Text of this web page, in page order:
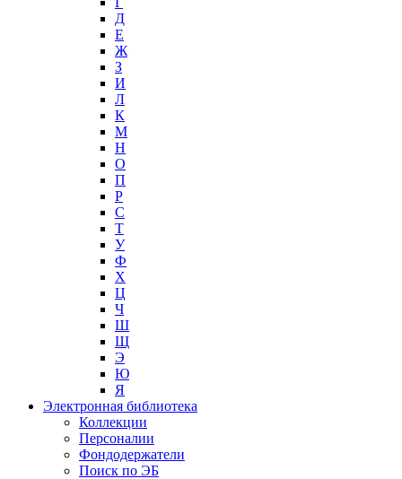
Д
Е
Ж
З
И
Л
К
М
Н
О
П
Р
С
Т
У
Ф
Х
Ц
Ч
Ш
Щ
Э
Ю
Я
Электронная библиотека
Коллекции
Персоналии
Фондодержатели
Поиск по ЭБ